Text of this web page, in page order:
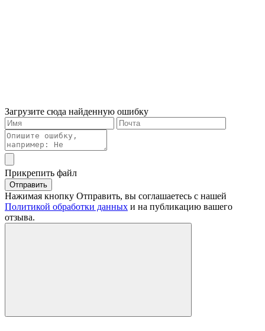
Загрузите сюда найденную ошибку
Прикрепить файл
Отправить
Нажимая кнопку Отправить, вы соглашаетесь с нашей
Политикой обработки данных и на публикацию вашего
отзыва.